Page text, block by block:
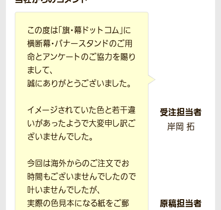
この度は「旗・幕ドットコム」に
横断幕・バナースタンドのご用
命とアンケートのご協力を賜り
まして、
誠にありがとうございました。
イメージされていた色と若干違
いがあったようで大変申し訳ご
ざいませんでした。
今回は海外からのご注文でお
時間もございませんでしたので
叶いませんでしたが、
実際の色見本になる紙をご郵
受注担当者
岸岡 拓
原稿担当者